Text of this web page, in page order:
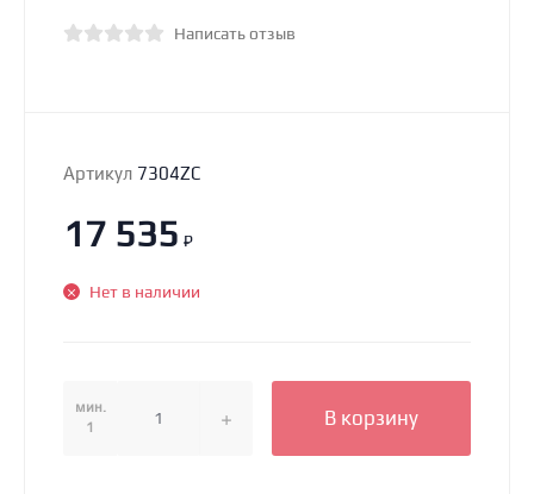
Написать отзыв
Артикул 7304ZC
17 535 ₽
Нет в наличии
мин.
1
В корзину